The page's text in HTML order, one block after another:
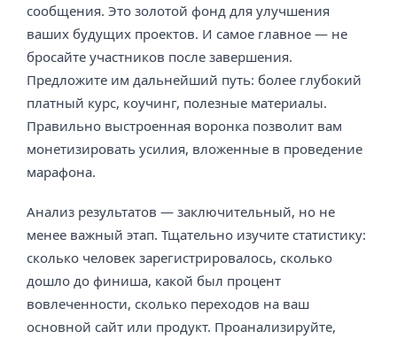
сообщения. Это золотой фонд для улучшения
ваших будущих проектов. И самое главное — не
бросайте участников после завершения.
Предложите им дальнейший путь: более глубокий
платный курс, коучинг, полезные материалы.
Правильно выстроенная воронка позволит вам
монетизировать усилия, вложенные в проведение
марафона.
Анализ результатов — заключительный, но не
менее важный этап. Тщательно изучите статистику:
сколько человек зарегистрировалось, сколько
дошло до финиша, какой был процент
вовлеченности, сколько переходов на ваш
основной сайт или продукт. Проанализируйте,